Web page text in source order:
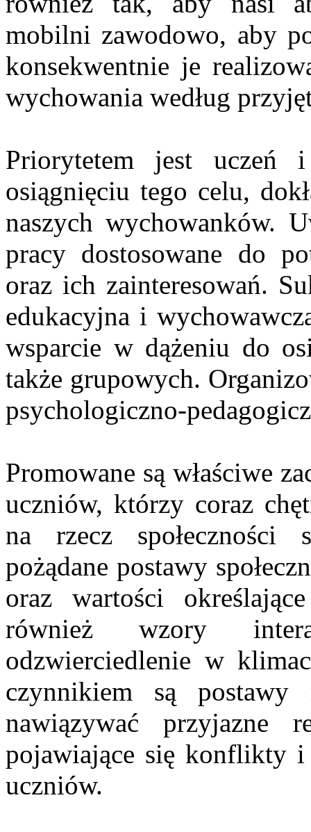
mobilni zawodowo, aby
konsekwentnie je
wychowania według
Priorytetem jest uczeń
osiągnięciu tego celu,
naszych wychowanków.
pracy dostosowane do
oraz ich zainteresowań.
edukacyjna i
wsparcie w dążeniu do
także grupowych.
psychologiczno-
Promowane są właściwe
uczniów, którzy coraz
na rzecz
pożądane postawy
oraz wartości
również wzory
odzwierciedlenie w
czynnikiem są postawy
nawiązywać przyjazne
pojawiające się konflikty i
uczniów.